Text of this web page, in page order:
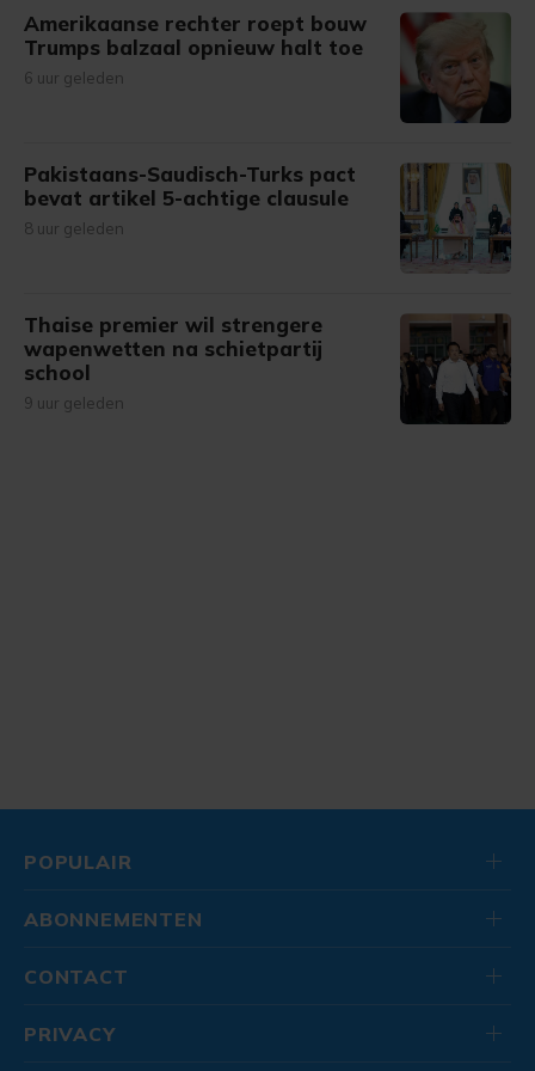
Amerikaanse rechter roept bouw
Trumps balzaal opnieuw halt toe
6 uur geleden
Pakistaans-Saudisch-Turks pact
bevat artikel 5-achtige clausule
8 uur geleden
Thaise premier wil strengere
wapenwetten na schietpartij
school
9 uur geleden
POPULAIR
ABONNEMENTEN
CONTACT
PRIVACY